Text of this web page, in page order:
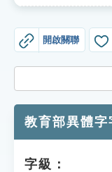
貓頭鷹博士
開啟關聯
教育部異體字
字級：